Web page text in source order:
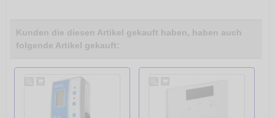
Kunden die diesen Artikel gekauft haben, haben auch
folgende Artikel gekauft: